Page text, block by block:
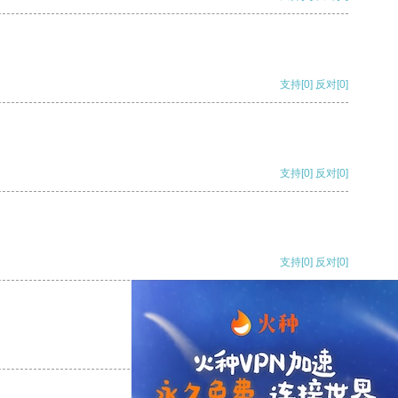
支持[0] 反对[0]
支持[0] 反对[0]
支持[0] 反对[0]
支持 反对